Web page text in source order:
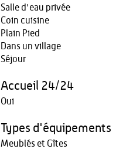
Salle d'eau privée
Coin cuisine
Plain Pied
Dans un village
Séjour
Accueil 24/24
Oui
Types d'équipements
Meublés et Gîtes